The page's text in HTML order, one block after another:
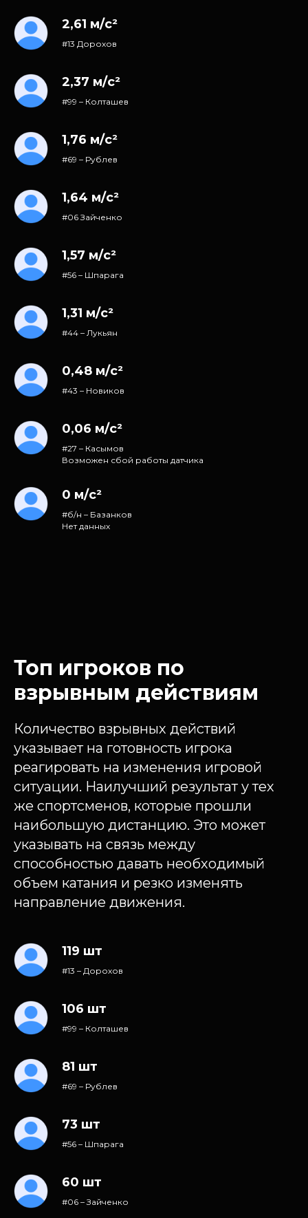
2,61 м/с²
#13 Дорохов
2,37 м/с²
#99 – Колташев
1,76 м/с²
#69 – Рублев
1,64 м/с²
#06 Зайченко
1,57 м/с²
#56 – Шпарага
1,31 м/с²
#44 – Лукьян
0,48 м/с²
#43 – Новиков
0,06 м/с²
#27 – Касымов
Возможен сбой работы датчика
0 м/с²
#б/н – Базанков
Нет данных
Топ игроков по
взрывным действиям
Количество взрывных действий
указывает на готовность игрока
реагировать на изменения игровой
ситуации. Наилучший результат у тех
же спортсменов, которые прошли
наибольшую дистанцию. Это может
указывать на связь между
способностью давать необходимый
объем катания и резко изменять
направление движения.
119 шт
#13 – Дорохов
106 шт
#99 – Колташев
81 шт
#69 – Рублев
73 шт
#56 – Шпарага
60 шт
#06 – Зайченко